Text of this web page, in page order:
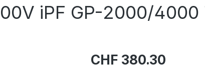
iPF GP-2000/4000
CHF 380.30